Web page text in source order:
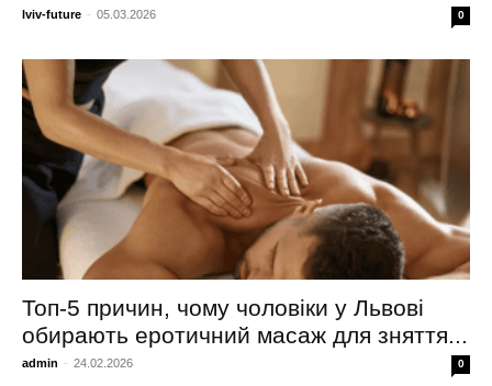
lviv-future - 05.03.2026 0
Топ-5 причин, чому чоловіки у Львові
обирають еротичний масаж для зняття...
admin - 24.02.2026 0